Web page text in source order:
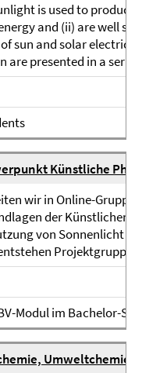
is used to
and (ii) are well
sun and solar
are presented in a series
Künstliche
wir in Online-
der Künstlichen
von Sonnenlicht
Modul im Bachelor-
Umweltchemie II